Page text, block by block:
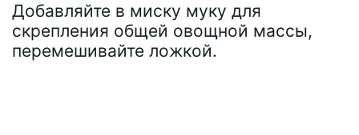
Добавляйте в миску муку для
скрепления общей овощной массы,
перемешивайте ложкой.